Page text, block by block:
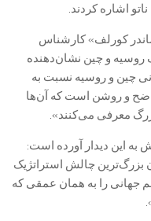
اشاره کردند.
کورلف» کارشناس
روسیه و چین نشان‌دهنده
چین و روسیه نسبت به
و روشن است که آن‌ها
بزرگ معرفی می‌کنند».
این دیدار آورده است:
بزرگ‌ترین چالش استراتژیک
جهانی را به همان عمقی که